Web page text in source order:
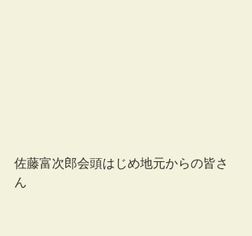
佐藤富次郎会頭はじめ地元からの皆さ
ん